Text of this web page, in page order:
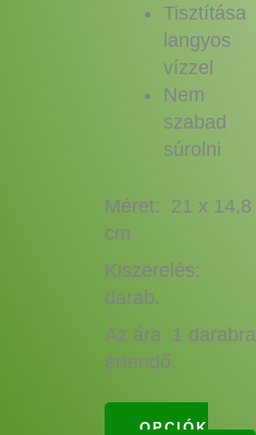
Tisztítása
langyos
vízzel
Nem
szabad
súrolni
Méret: 21 x 14,8
cm
Kiszerelés:
darab.
Az ára 1 darabra
értendő.
OPCIÓK